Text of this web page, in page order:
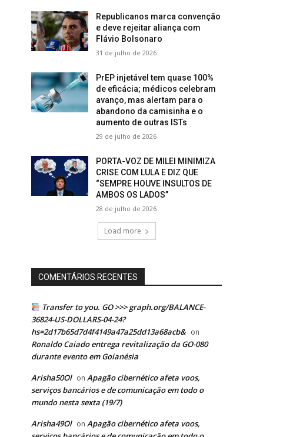
Republicanos marca convenção
e deve rejeitar aliança com
Flávio Bolsonaro
31 de julho de 2026
PrEP injetável tem quase 100%
de eficácia; médicos celebram
avanço, mas alertam para o
abandono da camisinha e o
aumento de outras ISTs
29 de julho de 2026
PORTA-VOZ DE MILEI MINIMIZA
CRISE COM LULA E DIZ QUE
“SEMPRE HOUVE INSULTOS DE
AMBOS OS LADOS”
28 de julho de 2026
Load more
COMENTÁRIOS RECENTES
Transfer to you. GO >>> graph.org/BALANCE-
36824-US-DOLLARS-04-24?
hs=2d17b65d7d4f4149a47a25dd13a68acb& on
Ronaldo Caiado entrega revitalização da GO-080
durante evento em Goianésia
Arisha50Ol on Apagão cibernético afeta voos,
serviços bancários e de comunicação em todo o
mundo nesta sexta (19/7)
Arisha49Ol on Apagão cibernético afeta voos,